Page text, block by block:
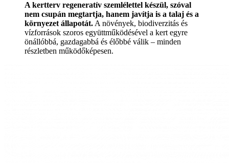
A kertterv regeneratív szemlélettel készül, szóval
nem csupán megtartja, hanem javítja is a talaj és a
környezet állapotát. A növények, biodiverzitás és
vízforrások szoros együttműködésével a kert egyre
önállóbbá, gazdagabbá és élőbbé válik – minden
részletben működőképesen.